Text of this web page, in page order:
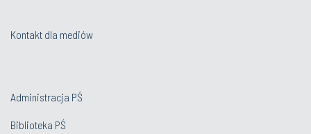
Kontakt dla mediów
Administracja PŚ
Biblioteka PŚ